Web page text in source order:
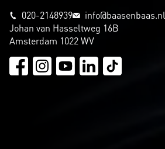
020-2148939
info@baasenbaas.nl
Johan van Hasseltweg 16B
Amsterdam 1022 WV